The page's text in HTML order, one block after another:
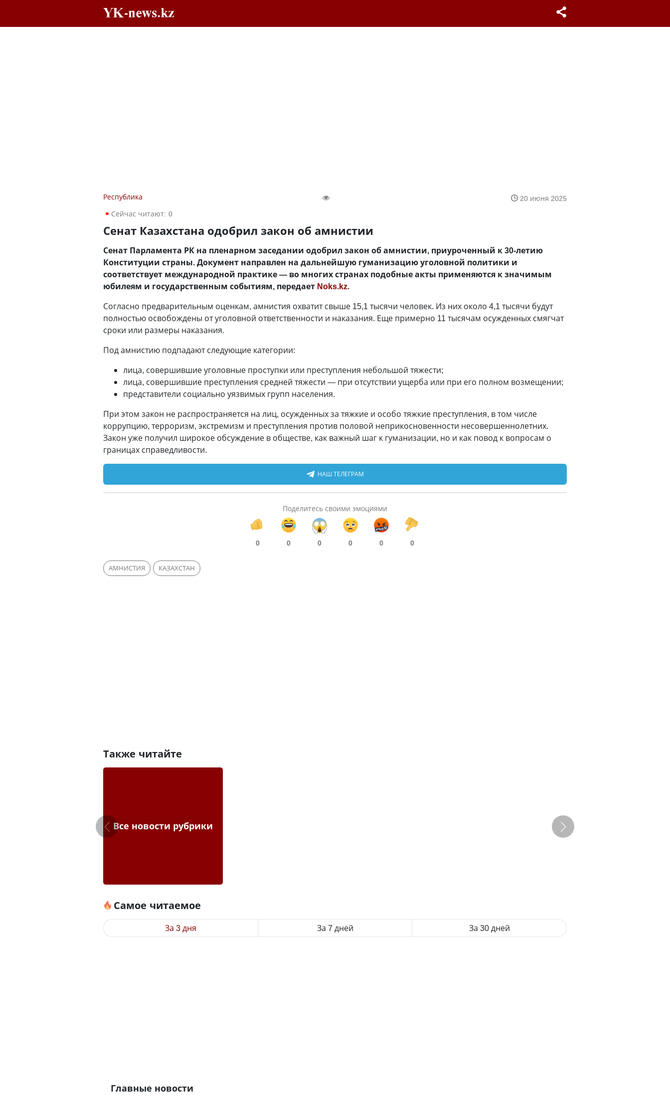
Республика
20 июня 2025
Сейчас читают: 0
Сенат Казахстана одобрил закон об амнистии
Сенат Парламента РК на пленарном заседании одобрил закон об амнистии, приуроченный к 30-летию
Конституции страны. Документ направлен на дальнейшую гуманизацию уголовной политики и
соответствует международной практике — во многих странах подобные акты применяются к значимым
юбилеям и государственным событиям, передает Noks.kz.
Согласно предварительным оценкам, амнистия охватит свыше 15,1 тысячи человек. Из них около 4,1 тысячи будут
полностью освобождены от уголовной ответственности и наказания. Еще примерно 11 тысячам осужденных смягчат
сроки или размеры наказания.
Под амнистию подпадают следующие категории:
лица, совершившие уголовные проступки или преступления небольшой тяжести;
лица, совершившие преступления средней тяжести — при отсутствии ущерба или при его полном возмещении;
представители социально уязвимых групп населения.
При этом закон не распространяется на лиц, осужденных за тяжкие и особо тяжкие преступления, в том числе
коррупцию, терроризм, экстремизм и преступления против половой неприкосновенности несовершеннолетних.
Закон уже получил широкое обсуждение в обществе, как важный шаг к гуманизации, но и как повод к вопросам о
границах справедливости.
НАШ ТЕЛЕГРАМ
Поделитесь своими эмоциями
0 0 0 0 0 0
АМНИСТИЯ КАЗАХСТАН
Также читайте
Все новости рубрики
Самое читаемое
За 3 дня За 7 дней За 30 дней
Главные новости